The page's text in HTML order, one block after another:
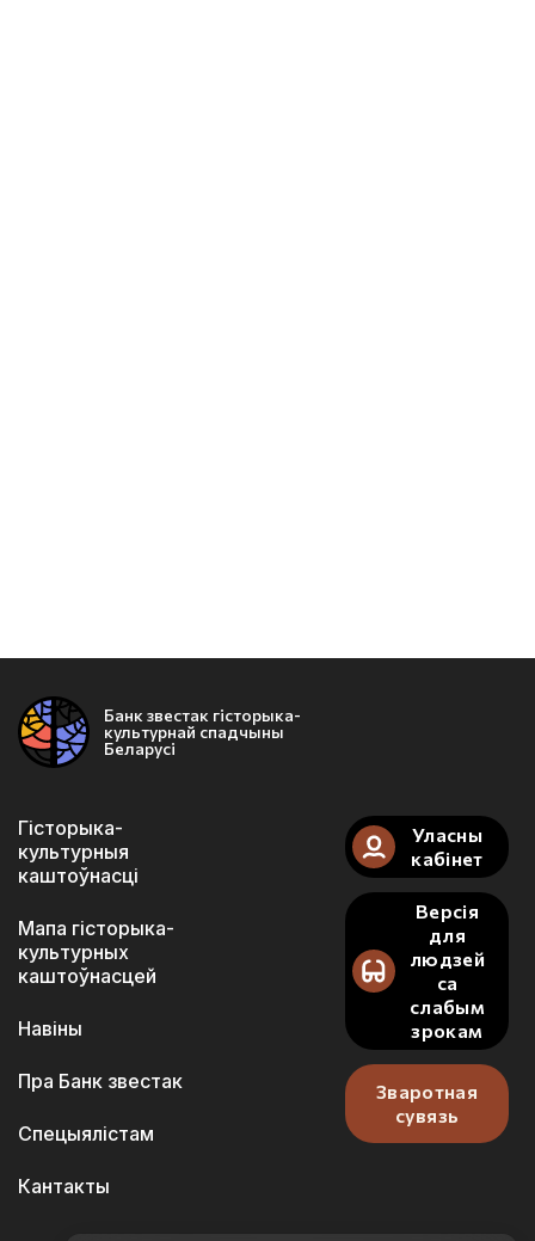
Банк звестак гісторыка-
культурнай спадчыны
Беларусі
Гісторыка-
культурныя
каштоўнасці
Мапа гісторыка-
культурных
каштоўнасцей
Навіны
Пра Банк звестак
Спецыялістам
Кантакты
Уласны
кабінет
Версія
для
людзей
са
слабым
зрокам
Зваротная
сувязь